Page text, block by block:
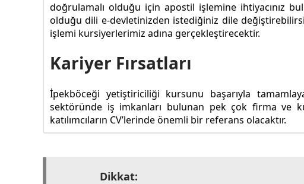
doğrulamalı olduğu için apostil işlemine ihtiyacınız
olduğu dili e-devletinizden istediğiniz dile
işlemi kursiyerlerimiz adına gerçekleştirecektir.
Kariyer Fırsatları
İpekböceği yetiştiriciliği kursunu başarıyla
sektöründe iş imkanları bulunan pek çok firma ve
katılımcıların CV’lerinde önemli bir referans olacaktır.
Dikkat: